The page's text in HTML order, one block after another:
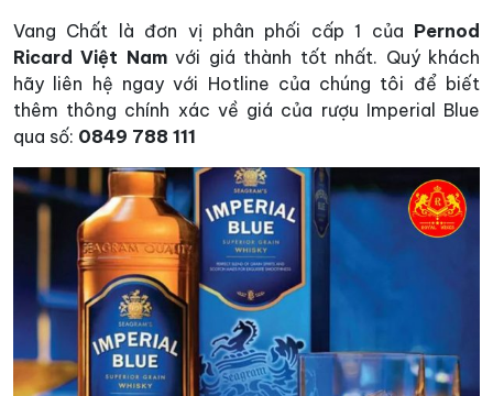
Vang Chất là đơn vị phân phối cấp 1 của Pernod
Ricard Việt Namvới giá thành tốt nhất. Quý khách
hãy liên hệ ngay với Hotline của chúng tôi để biết
thêm thông chính xác về giá của rượu Imperial Blue
qua số: 0849 788 111